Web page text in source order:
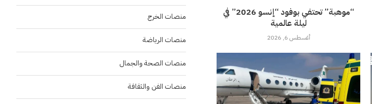
“موهبة” تحتفي بوفود “إنسو 2026” في
ليلة عالمية
أغسطس 6, 2026
منصات الخرج
منصات الرياضة
منصات الصحة والجمال
منصات الفن والثقافة